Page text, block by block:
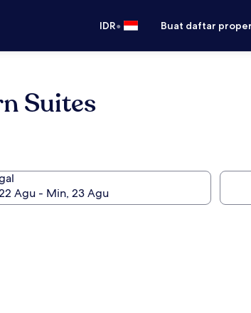
IDR• Buat daftar
Suites